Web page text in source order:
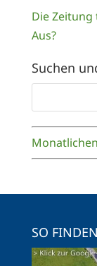
Die
Aus?
Suchen
Monatlichen
SO